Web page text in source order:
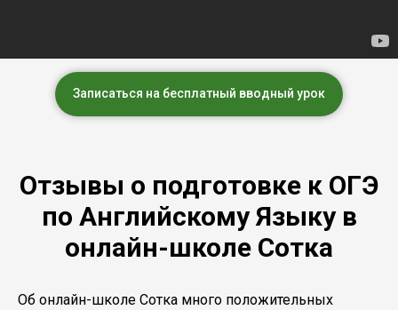
Записаться на бесплатный вводный урок
Отзывы о подготовке к ОГЭ
по Английскому Языку в
онлайн-школе Сотка
Об онлайн-школе Сотка много положительных